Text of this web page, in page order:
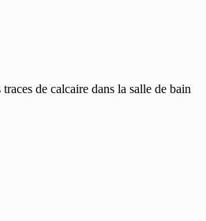
de calcaire dans la salle de bain